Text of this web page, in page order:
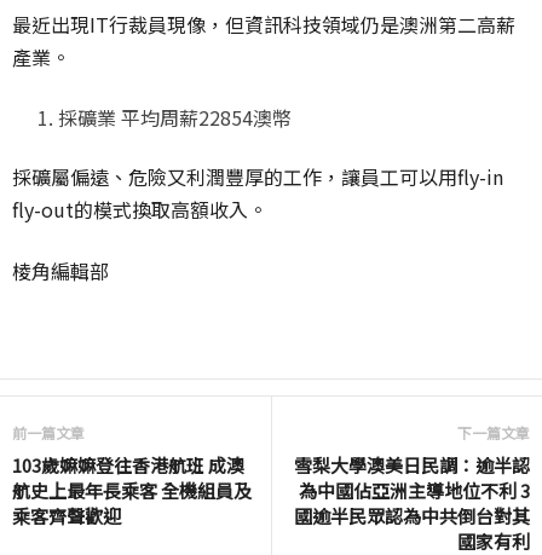
最近出現IT行裁員現像，但資訊科技領域仍是澳洲第二高薪
產業。
採礦業 平均周薪22854澳幣
採礦屬偏遠、危險又利潤豐厚的工作，讓員工可以用fly-in
fly-out的模式換取高額收入。
棱角編輯部
前一篇文章
103歲嫲嫲登往香港航班 成澳
航史上最年長乘客 全機組員及
乘客齊聲歡迎
下一篇文章
雪梨大學澳美日民調：逾半認
為中國佔亞洲主導地位不利 3
國逾半民眾認為中共倒台對其
國家有利